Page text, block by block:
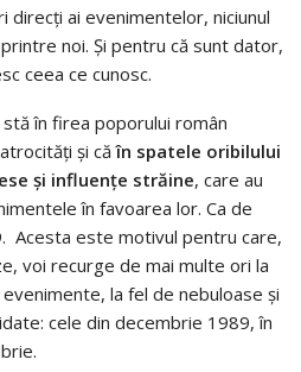
ai evenimentelor, niciunul
noi. Şi pentru că sunt dator,
ceea ce cunosc.
în firea poporului român
şi căîn spatele oribilului
şi influenţe străine, care au
în favoarea lor. Ca de
Acesta este motivul pentru care,
voi recurge de mai multe ori la
la fel de nebuloase și
cele din decembrie 1989, în